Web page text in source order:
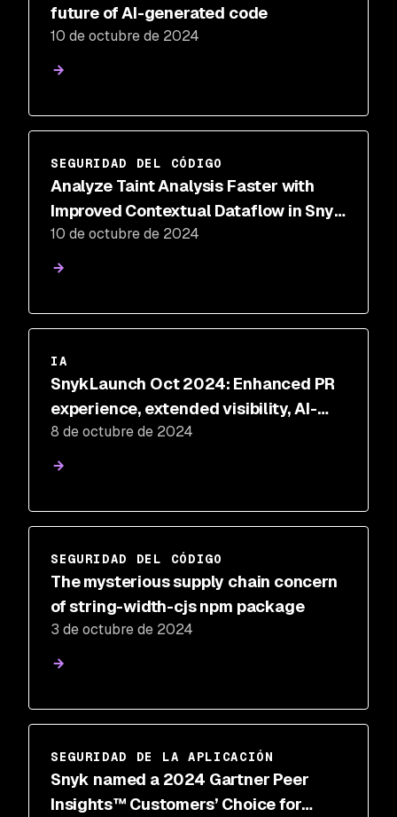
future of AI-generated code
10 de octubre de 2024
SEGURIDAD DEL CÓDIGO
Analyze Taint Analysis Faster with
Improved Contextual Dataflow in Snyk
Code
10 de octubre de 2024
IA
SnykLaunch Oct 2024: Enhanced PR
experience, extended visibility, AI-
powered security, holistic risk
management
8 de octubre de 2024
SEGURIDAD DEL CÓDIGO
The mysterious supply chain concern
of string-width-cjs npm package
3 de octubre de 2024
SEGURIDAD DE LA APLICACIÓN
Snyk named a 2024 Gartner Peer
Insights™ Customers’ Choice for